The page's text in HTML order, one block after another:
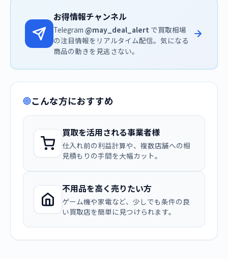
お得情報チャンネル
Telegram @may_deal_alert で買取相場
の注目情報をリアルタイム配信。気になる
商品の動きを見逃さない。
こんな方におすすめ
買取を活用される事業者様
仕入れ前の利益計算や、複数店舗への相
見積もりの手間を大幅カット。
不用品を高く売りたい方
ゲーム機や家電など、少しでも条件の良
い買取店を簡単に見つけられます。